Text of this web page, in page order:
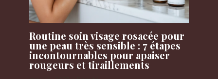
Routine soin visage rosacée pour
une peau très sensible : 7 étapes
incontournables pour apaiser
rougeurs et tiraillements